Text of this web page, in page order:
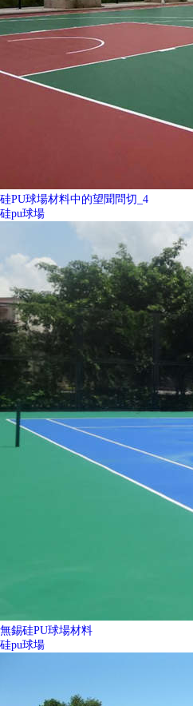
硅PU球場材料中的望聞問切_4
硅pu球場
無錫硅PU球場材料
硅pu球場